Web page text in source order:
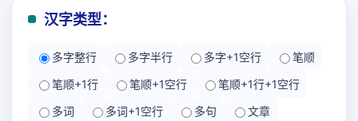
汉字类型：
多字整行 多字半行 多字+1空行
笔顺
笔顺+1行
笔顺+1空行
笔顺+1行+1空行
多词
多词+1空行 多句
文章